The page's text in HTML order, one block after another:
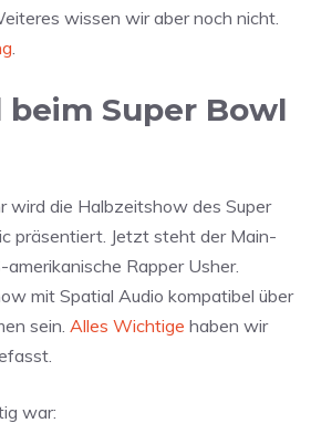
wissen wir aber noch nicht.
beim Super Bowl
wird die Halbzeitshow des Super
präsentiert. Jetzt steht der Main-
Rapper Usher.
mit Spatial Audio kompatibel über
sein. Alles Wichtige haben wir
war: